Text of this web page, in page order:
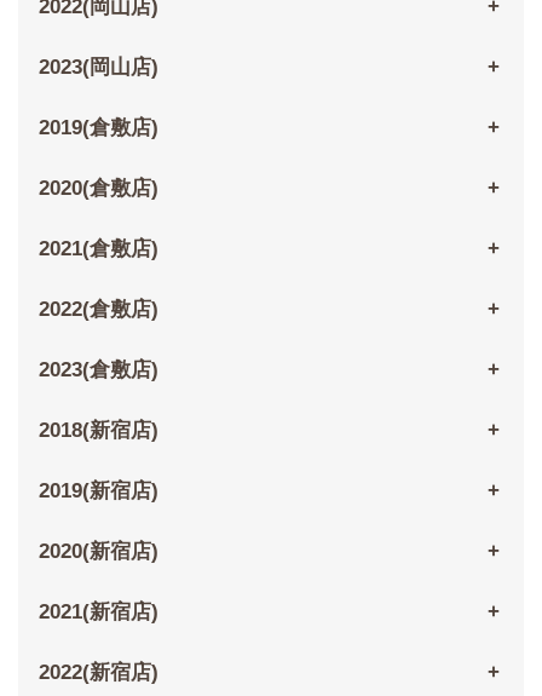
2022(岡山店)
2023(岡山店)
2019(倉敷店)
2020(倉敷店)
2021(倉敷店)
2022(倉敷店)
2023(倉敷店)
2018(新宿店)
2019(新宿店)
2020(新宿店)
2021(新宿店)
2022(新宿店)